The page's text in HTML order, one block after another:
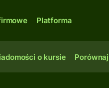
Platforma
o kursie